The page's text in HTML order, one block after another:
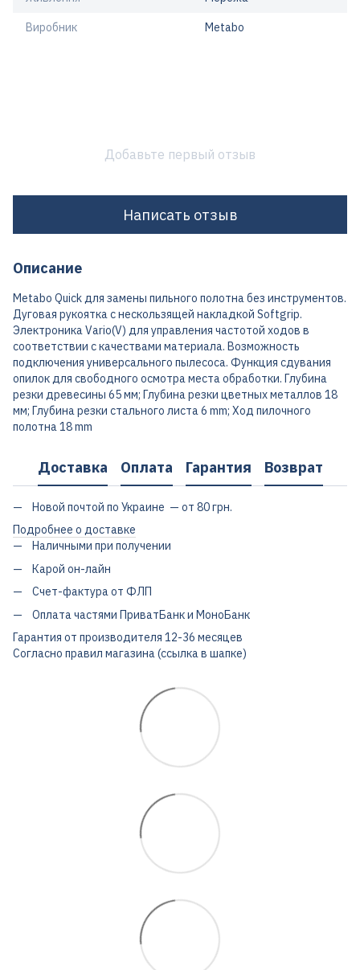
Виробник Metabo
Добавьте первый отзыв
Написать отзыв
Описание
Metabo Quick для замены пильного полотна без инструментов.
Дуговая рукоятка с нескользящей накладкой Softgrip.
Электроника Vario(V) для управления частотой ходов в
соответствии с качествами материала. Возможность
подключения универсального пылесоса. Функция сдувания
опилок для свободного осмотра места обработки. Глубина
резки древесины 65 мм; Глубина резки цветных металлов 18
мм; Глубина резки стального листа 6 mm; Ход пилочного
полотна 18 mm
Доставка Оплата Гарантия Возврат
Новой почтой по Украине — от 80 грн.
Подробнее о доставке
Наличными при получении
Карой он-лайн
Счет-фактура от ФЛП
Оплата частями ПриватБанк и МоноБанк
Гарантия от производителя 12-36 месяцев
Согласно правил магазина (ссылка в шапке)